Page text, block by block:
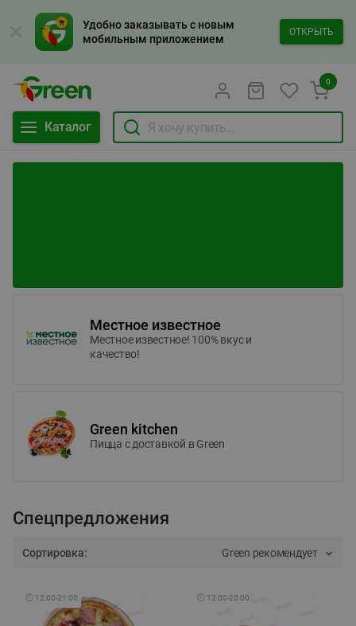
Удобно заказывать с новым
мобильным приложением
ОТКРЫТЬ
Каталог
0
Местное известное
Местное известное! 100% вкус и
качество!
Green kitchen
Пицца c доставкой в Green
Спецпредложения
Сортировка: Green рекомендует
🕘 12:00-21:00 🕘 12:00-20:00